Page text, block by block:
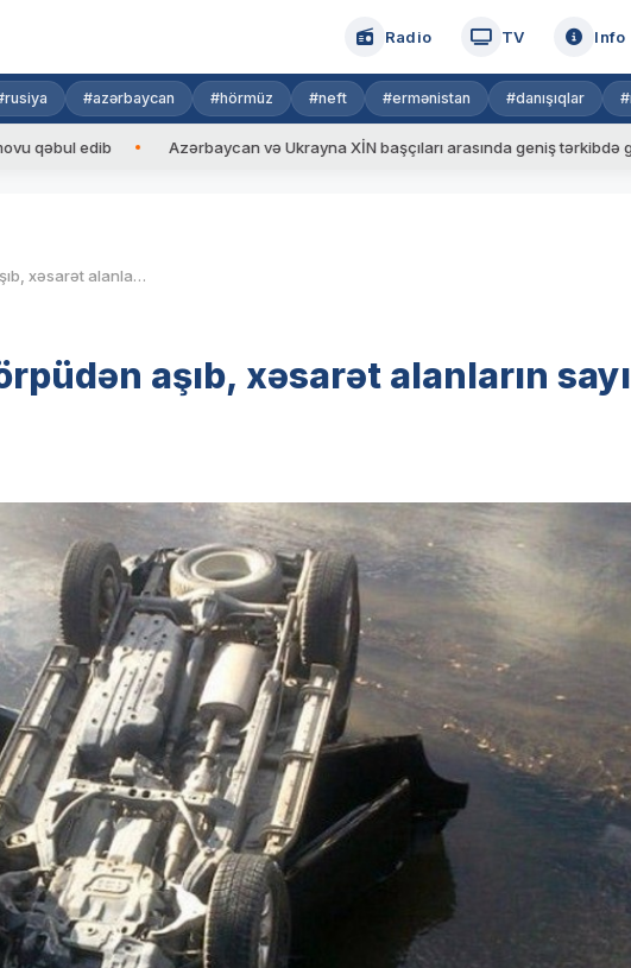
Radio TV Info
#azərbaycan #hörmüz #neft #ermənistan #danışıqlar
Azərbaycan və Ukrayna XİN başçıları arasında geniş tərkibdə görüş
Şəmkirdə avtomobil körpüdən aşıb, xəsarət alanların sayı 7-yə çatıb
aşıb, xəsarət alanların sayı